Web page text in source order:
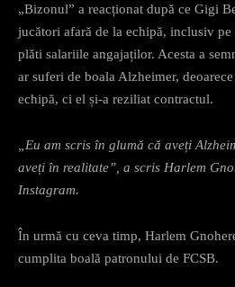
„Bizonul” a reacționat după ce Gigi
jucători afară de la echipă, inclusiv pe
plăti salariile angajaților. Acesta a
ar suferi de boala Alzheimer,
echipă, ci el și-a reziliat contractul.
„Eu am scris în glumă că aveți
aveți în realitate”, a scris Harlem
Instagram.
În urmă cu ceva timp, Harlem
cumplita boală patronului de FCSB.